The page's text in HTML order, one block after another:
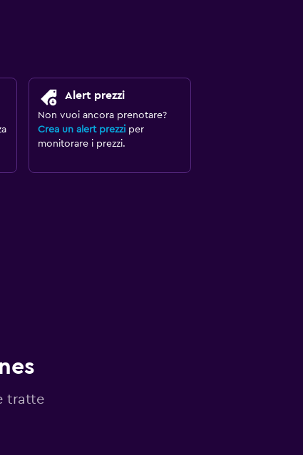
Alert prezzi
Non vuoi ancora prenotare?
Crea un alert prezziper
monitorare i prezzi.
tratte